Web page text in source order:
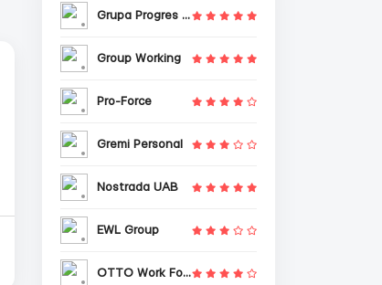
Grupa Progres Sp. z o.o.
Group Working
Pro-Force
Gremi Personal
Nostrada UAB
EWL Group
OTTO Work Force